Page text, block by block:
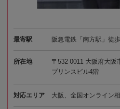
最寄駅 阪急電鉄「南方駅」徒
所在地
〒532-0011 大阪府大阪
プリンスビル4階
対応エリア 大阪、全国オンライン